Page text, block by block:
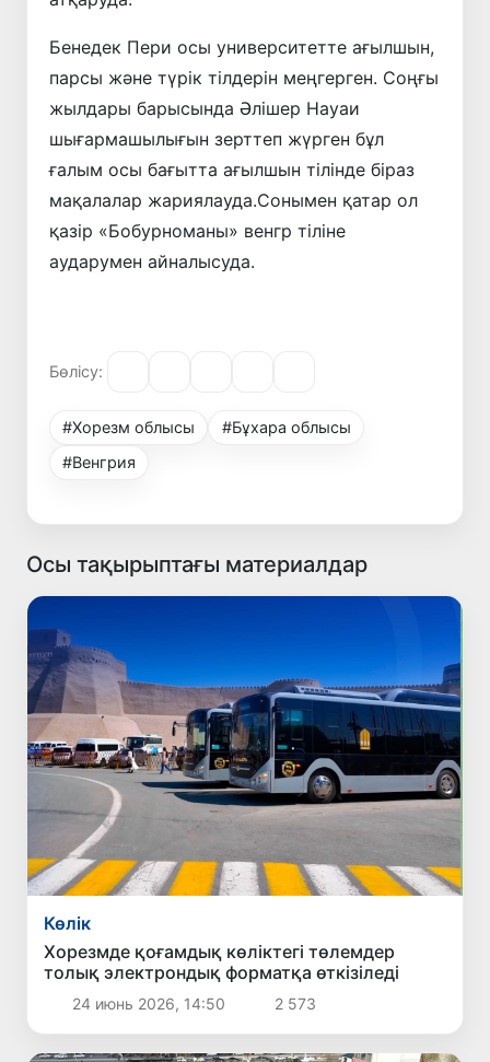
Бенедек Пери осы университетте ағылшын,
парсы және түрік тілдерін меңгерген. Соңғы
жылдары барысында Әлішер Науаи
шығармашылығын зерттеп жүрген бұл
ғалым осы бағытта ағылшын тілінде біраз
мақалалар жариялауда.Сонымен қатар ол
қазір «Бобурноманы» венгр тіліне
аударумен айналысуда.
Бөлісу:
#Хорезм облысы
#Бұхара облысы
#Венгрия
Осы тақырыптағы материалдар
Көлік
Хорезмде қоғамдық көліктегі төлемдер
толық электрондық форматқа өткізіледі
24 июнь 2026, 14:50 2 573